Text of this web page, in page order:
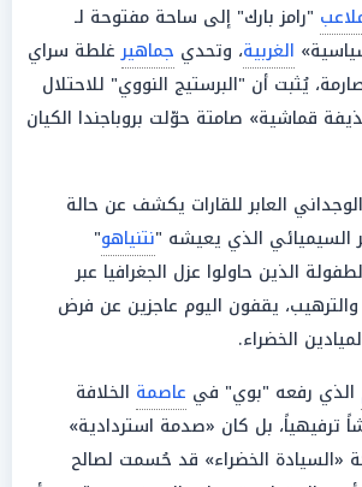
"رامز بارك" إلى ساحة مفتوحة لـ
الغربية، وتحدي جماهيرغلطة سراي
يُثبت أن "البرستيج النووي" للاحتلال
قماشية» صامتة حوّلت بروباجندا الكيان
العابر للقارات يكشف عن حالة
السيميائي الذي يعيشه "نتنياهو"
الذين حاولوا عزل الجغرافيا عبر
والترهيب، يقفون اليوم عاجزين عن فرض
الخضراء.
الذي رفعه "بوي" في عاصمة الخلافة
ترفيهياً، بل كان «صدمة استردادية»
«السيادة الخضراء» قد حُسمت لصالح